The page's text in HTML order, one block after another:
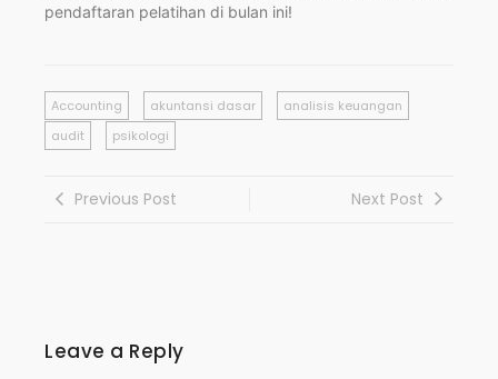
pendaftaran pelatihan di bulan ini!
Accounting akuntansi dasar
analisis keuangan
audit
psikologi
Previous Post Next Post
Leave a Reply